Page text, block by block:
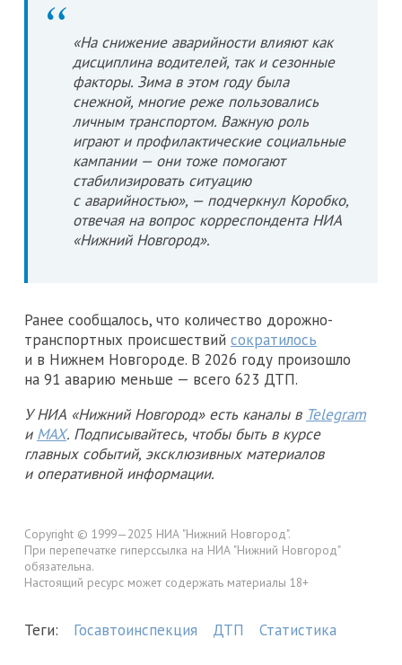
«На снижение аварийности влияют как
дисциплина водителей, так и сезонные
факторы. Зима в этом году была
снежной, многие реже пользовались
личным транспортом. Важную роль
играют и профилактические социальные
кампании — они тоже помогают
стабилизировать ситуацию
с аварийностью», — подчеркнул Коробко,
отвечая на вопрос корреспондента НИА
«Нижний Новгород».
Ранее сообщалось, что количество дорожно-
транспортных происшествий сократилось
и в Нижнем Новгороде. В 2026 году произошло
на 91 аварию меньше — всего 623 ДТП.
У НИА «Нижний Новгород» есть каналы в Telegram
и MAX. Подписывайтесь, чтобы быть в курсе
главных событий, эксклюзивных материалов
и оперативной информации.
Copyright © 1999—2025 НИА "Нижний Новгород".
При перепечатке гиперссылка на НИА "Нижний Новгород"
обязательна.
Настоящий ресурс может содержать материалы 18+
Теги: Госавтоинспекция ДТП Статистика